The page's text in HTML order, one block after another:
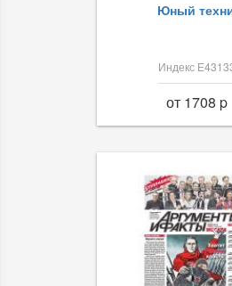
Юный
Индекс
от 1708 p